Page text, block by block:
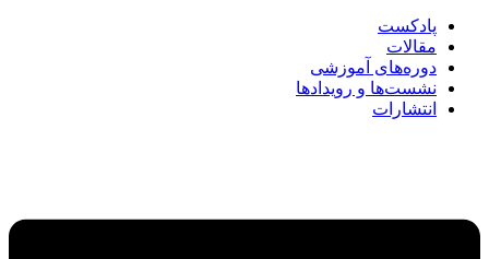
پادکست
مقالات
دوره‌های آموزشی
نشست‌ها و رویدادها
انتشارات